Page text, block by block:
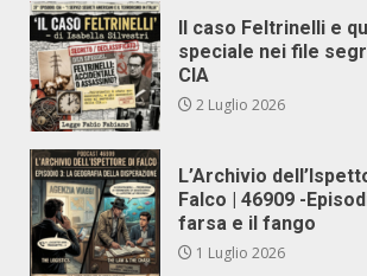
Il caso Feltrinelli e
speciale nei file
CIA
2 Luglio 2026
L’Archivio
Falco | 46909 -
farsa e il fango
1 Luglio 2026